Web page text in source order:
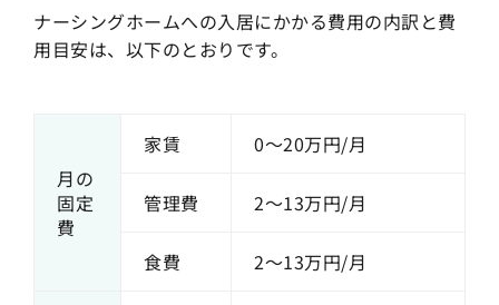
ナーシングホームへの入居にかかる費用の内訳と費
用目安は、以下のとおりです。
月の
固定
費
家賃 0〜20万円/月
管理費 2〜13万円/月
食費 2〜13万円/月